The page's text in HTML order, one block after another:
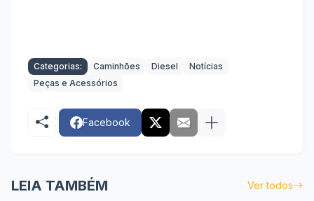
Categorias: Caminhões Diesel
Notícias
Peças e Acessórios
Facebook
LEIA TAMBÉM Ver todos